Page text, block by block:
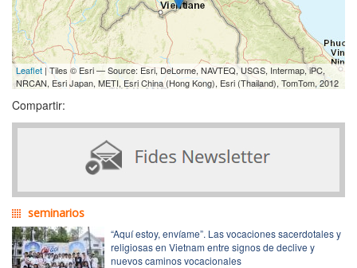
Leaflet | Tiles © Esri — Source: Esri, DeLorme, NAVTEQ, USGS, Intermap, iPC,
NRCAN, Esri Japan, METI, Esri China (Hong Kong), Esri (Thailand), TomTom, 2012
Compartir:
seminarios
“Aquí estoy, envíame”. Las vocaciones sacerdotales y
religiosas en Vietnam entre signos de declive y
nuevos caminos vocacionales